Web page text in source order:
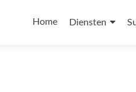
Home Diensten